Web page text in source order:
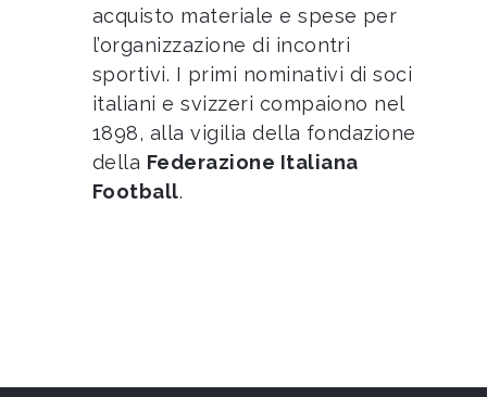
acquisto materiale e spese per
l’organizzazione di incontri
sportivi. I primi nominativi di soci
italiani e svizzeri compaiono nel
1898, alla vigilia della fondazione
della Federazione Italiana
Football.